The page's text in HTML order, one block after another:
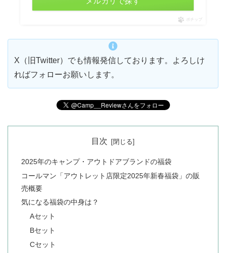
ポチップ
X（旧Twitter）でも情報発信しております。よろしけ
ればフォローお願いします。
目次
2025年のキャンプ・アウトドアブランドの福袋
コールマン「アウトレット店限定2025年新春福袋」の販
売概要
気になる福袋の中身は？
Aセット
Bセット
Cセット